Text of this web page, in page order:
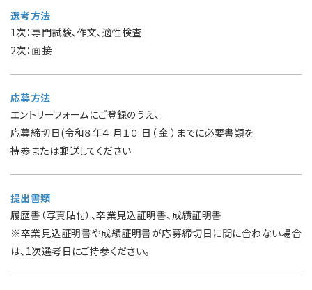
選考方法
1次：専門試験、作文、適性検査
2次：面接
応募方法
エントリーフォームにご登録のうえ、
応募締切日(令和８年４ 月１０ 日（ 金 ）までに必要書類を
持参または郵送してください
提出書類
履歴書（写真貼付）、卒業見込証明書、成績証明書
※卒業見込証明書や成績証明書が応募締切日に間に合わない場合
は、1次選考日にご持参ください。